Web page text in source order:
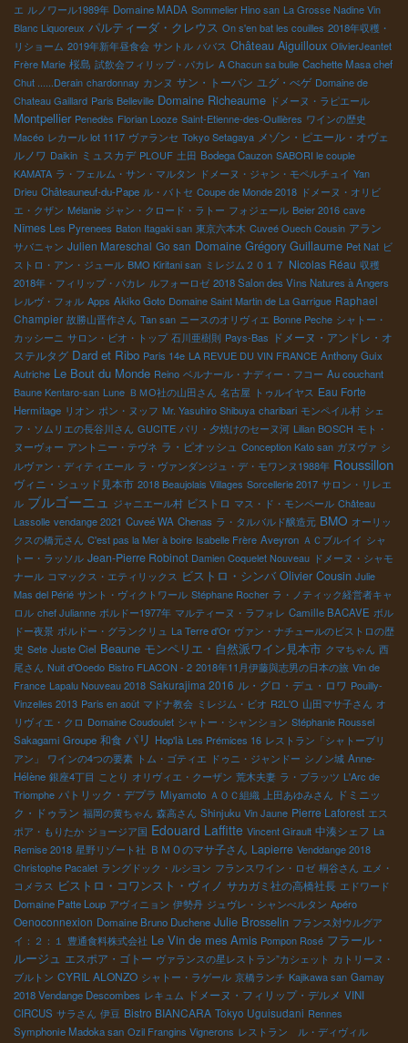
エ ルノワール1989年 Domaine MADA Sommelier Hino san La Grosse Nadine Vin
Blanc Liquoreux パルティーダ・クレウス On s'en bat les couilles 2018年収穫・
リショーム 2019年新年昼食会 サントル ババス Château Aiguilloux OlivierJeantet
Frère Marie 桜島 試飲会フィリップ・パカレ A Chacun sa bulle Cachette Masa chef
Chut ......Derain chardonnay カンヌ サン・トーバン ユグ・べゲ Domaine de
Chateau Gaillard Paris Belleville Domaine Richeaume ドメーヌ・ラピエール
Montpellier Penedès Florian Looze Saint-Etienne-des-Oullières ワインの歴史
Macéo レカール lot 1117 ヴァランセ Tokyo Setagaya メゾン・ピエール・オヴェ
ルノワ Daikin ミュスカデ PLOUF 土田 Bodega Cauzon SABORI le couple
KAMATA ラ・フェルム・サン・マルタン ドメーヌ・ジャン・モペルチュイ Yan
Drieu Châteauneuf-du-Pape ル・バトセ Coupe de Monde 2018 ドメーヌ・オリビ
エ・クザン Mélanie ジャン・クロード・ラトー フォジェール Beier 2016 cave
Nîmes Les Pyrenees Baton Itagaki san 東京六本木 Cuveé Ouech Cousin アラン
サバニャン Julien Mareschal Go san Domaine Grégory Guillaume Pet Nat ビ
ストロ・アン・ジュール BMO Kiritani san ミレジム２０１７ Nicolas Réau 収穫
2018年・フィリップ・パカレ ルフォーロゼ 2018 Salon des Vins Natures à Angers
レルヴ・フォル Apps Akiko Goto Domaine Saint Martin de La Garrigue Raphael
Champier 故勝山晋作さん Tan san ニースのオリヴィエ Bonne Peche シャトー・
カッシーニ サロン・ビオ・トップ 石川亜樹則 Pays-Bas ドメーヌ・アンドレ・オ
ステルタグ Dard et Ribo Paris 14e LA REVUE DU VIN FRANCE Anthony Guix
Autriche Le Bout du Monde Reino ベルナール・ナディー・フコー Au couchant
Baune Kentaro-san Lune ＢＭО社の山田さん 名古屋 トゥルイヤス Eau Forte
Hermitage リオン ポン・ヌッフ Mr. Yasuhiro Shibuya charibari モンペイル村 シェ
フ・ソムリエの長谷川さん GUCITE パリ・夕焼けのセーヌ河 Lilian BOSCH モト・
ヌーヴォー アントニー・テヴネ ラ・ピオッシュ Conception Kato san ガヌヴァ シ
ルヴァン・ディティエール ラ・ヴァンダンジュ・デ・モワンヌ1988年 Roussillon
ヴィニ・シュッド見本市 2018 Beaujolais Villages Sorcellerie 2017 サロン・リレエ
ル ブルゴーニュ ジャニエール村 ビストロ マス・ド・モンペール Château
Lassolle vendange 2021 Cuveé WA Chenas ラ・タルバルド醸造元 BMO オーリッ
クスの橋元さん C'est pas la Mer à boire Isabelle Frère Aveyron ＡＣブルイイ シャ
トー・ラッソル Jean-Pierre Robinot Damien Coquelet Nouveau ドメーヌ・シャモ
ナール コマックス・エティリックス ビストロ・シンバ Olivier Cousin Julie
Mas del Périé サント・ヴィクトワール Stéphane Rocher ラ・ノティック経営者キャ
ロル chef Julianne ボルドー1977年 マルティーヌ・ラフォレ Camille BACAVE ボル
ドー夜景 ボルドー・グランクリュ La Terre d'Or ヴァン・ナチュールのビストロの歴
史 Sete Juste Ciel Beaune モンペリエ・自然派ワイン見本市 クマちゃん 西
尾さん Nuit d'Ooedo Bistro FLACON - 2 2018年11月伊藤與志男の日本の旅 Vin de
France Lapalu Nouveau 2018 Sakurajima 2016 ル・グロ・デュ・ロワ Pouilly-
Vinzelles 2013 Paris en août マドナ教会 ミレジム・ビオ R2L'O 山田マサ子さん オ
リヴィエ・クロ Domaine Coudoulet シャトー・シャンション Stéphanie Roussel
Sakagami Groupe 和食 パリ Hop'là Les Prémices 16 レストラン「シャトーブリ
アン」
ワインの4つの要素 トム・ゴティエ ドゥニ・ジャンドー シノン城 Anne-
Hélène 銀座4丁目 ことり オリヴィエ・クーザン 荒木夫妻 ラ・プラッツ L'Arc de
Triomphe パトリック・デプラ Miyamoto ＡＯＣ組織 上田あゆみさん ドミニッ
ク・ドゥラン 福岡の黄ちゃん 森高さん Shinjuku Vin Jaune Pierre Laforest エス
ポア・もりたか ジョージア国 Edouard Laffitte Vincent Girault 中湊シェフ La
Remise 2018 星野リゾート社 ＢＭＯのマサ子さん Lapierre Venddange 2018
Christophe Pacalet ラングドック・ルシヨン フランスワイン・ロゼ 桐谷さん エメ・
コメラス ビストロ・コワンスト・ヴィノ サカガミ社の高橋社長 エドワード
Domaine Patte Loup アヴィニョン 伊勢丹 ジュヴレ・シャンべルタン Apéro
Oenoconnexion Domaine Bruno Duchene Julie Brosselin フランス対ウルグア
イ：２：１
豊通食料株式会社 Le Vin de mes Amis Pompon Rosé フラール・
ルージュ エスポア・ゴトー ヴァランスの星レストラン”カシェット カトリーヌ・
ブルトン CYRIL ALONZO シャトー・ラゲール 京橋ランチ Kajikawa san Gamay
2018 Vendange Descombes レキュム ドメーヌ・フィリップ・デルメ VINI
CIRCUS サラさん 伊豆 Bistro BIANCARA Tokyo Uguisudani Rennes
Symphonie Madoka san Ozil Frangins Vignerons レストラン ル・ディヴィル